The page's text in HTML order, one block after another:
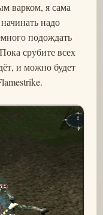
варком, я сама
надо
подождать
срубите всех
и можно будет